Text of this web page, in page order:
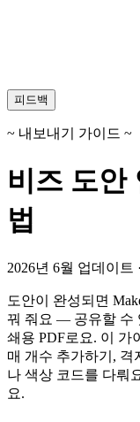
피드백
~ 내보내기 가이드 ~
비즈 도안
법
2026년 6월 업데이트
도안이 완성되면
꿔 줘요 — 공유할 수
쇄용 PDF로요. 이 가
매 개수 추가하기, 격
나 색상 코드를 다뤄
요.